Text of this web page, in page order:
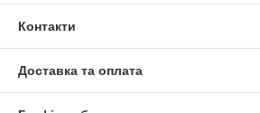
Контакти
Доставка та оплата